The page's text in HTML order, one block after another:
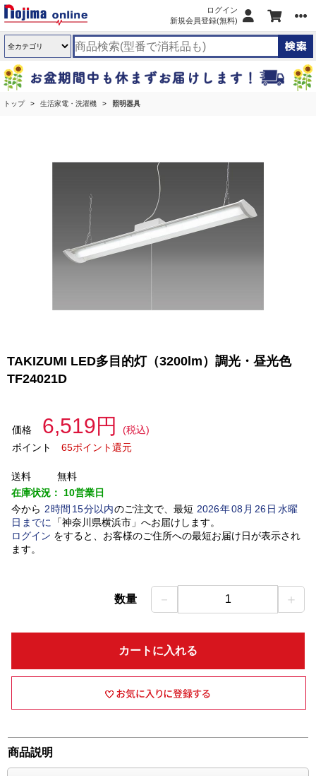
ログイン
新規会員登録(無料)
トップ 生活家電・洗濯機 照明器具
TAKIZUMI LED多目的灯（3200lm）調光・昼光色
TF24021D
価格 6,519円
(税込)
ポイント
65ポイント還元
送料
無料
在庫状況： 10営業日
今から 2時間 15分以内のご注文で、最短 2026年08 月 26日水曜
日 までに 「神奈川県横浜市」 へお届けします。
ログイン をすると、お客様のご住所への最短お届け日が表示され
ます。
数量 － 1 ＋
カートに入れる
商品説明